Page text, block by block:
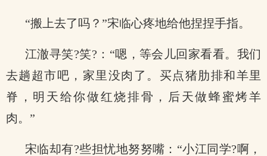
“搬上去了吗？”宋临心疼地给他捏捏手指。
江澈寻笑?笑?：“嗯，等会儿回家看看。我们
去趟超市吧，家里没肉了。买点猪肋排和羊里
脊，明天给你做红烧排骨，后天做蜂蜜烤羊
肉。”
宋临却有?些担忧地努努嘴：“小江同学?啊，